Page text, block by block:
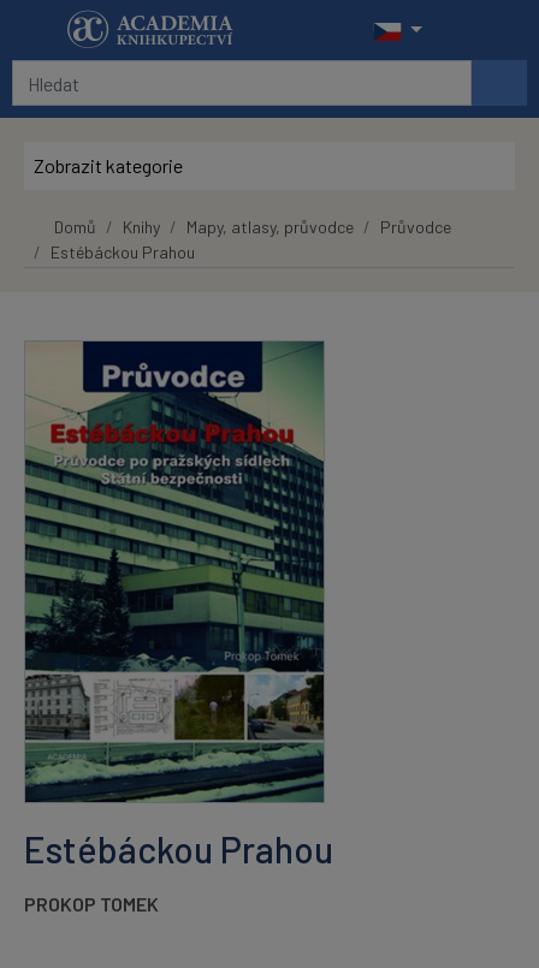
Přeskočit na hlavní obsah
Zobrazit kategorie
Domů Knihy Mapy, atlasy, průvodce
Průvodce
Estébáckou Prahou
Estébáckou Prahou
PROKOP TOMEK